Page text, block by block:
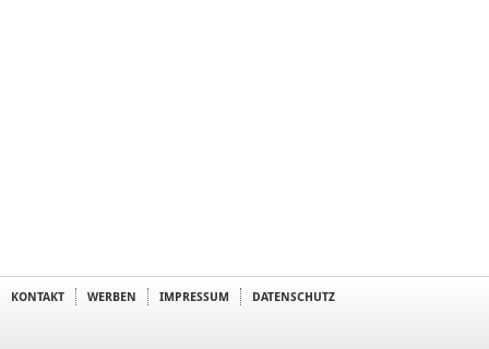
KONTAKT WERBEN IMPRESSUM DATENSCHUTZ